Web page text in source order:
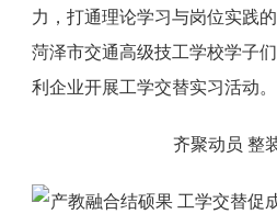
力，打通理论学习与岗位实践
菏泽市交通高级技工学校学子
利企业开展工学交替实习活动。
齐聚动员 整